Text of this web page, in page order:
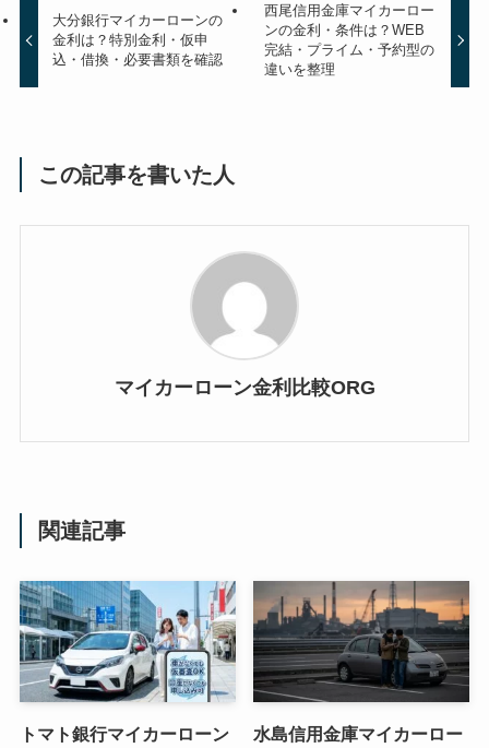
大分銀行マイカーローンの
金利は？特別金利・仮申
込・借換・必要書類を確認
西尾信用金庫マイカーロー
ンの金利・条件は？WEB
完結・プライム・予約型の
違いを整理
この記事を書いた人
マイカーローン金利比較ORG
関連記事
トマト銀行マイカーローン
水島信用金庫マイカーロー